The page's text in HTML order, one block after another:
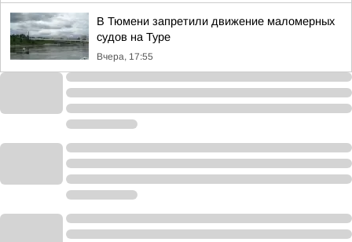
В Тюмени запретили движение маломерных
судов на Туре
Вчера, 17:55